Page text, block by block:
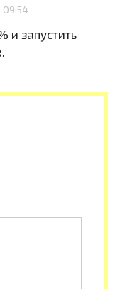
09:54
и запустить